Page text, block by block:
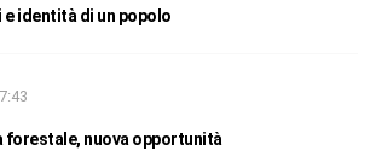
identità di un popolo
forestale, nuova opportunità